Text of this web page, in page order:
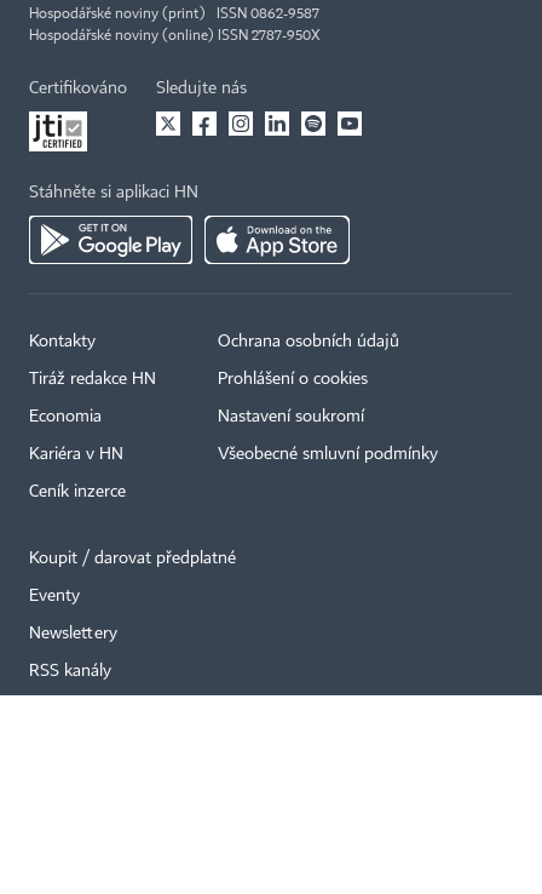
Hospodářské noviny (print) ISSN 0862-9587
Hospodářské noviny (online) ISSN 2787-950X
Certifikováno Sledujte nás
Stáhněte si aplikaci HN
Kontakty
Tiráž redakce HN
Economia
Kariéra v HN
Ceník inzerce
Ochrana osobních údajů
Prohlášení o cookies
Nastavení soukromí
Všeobecné smluvní podmínky
Koupit / darovat předplatné
Eventy
Newslettery
RSS kanály